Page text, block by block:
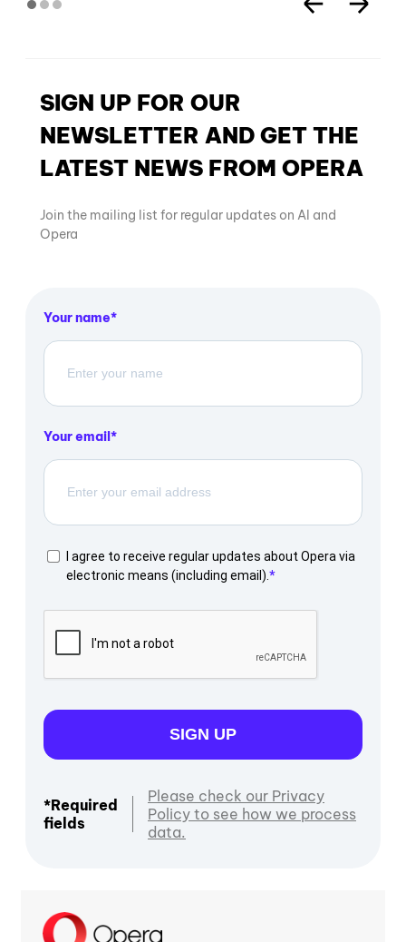
SIGN UP FOR OUR
NEWSLETTER AND GET THE
LATEST NEWS FROM OPERA
Join the mailing list for regular updates on AI and
Opera
Your name
Your email
I agree to receive regular updates about Opera via
electronic means (including email).
SIGN UP
*Required
fields
Please check our Privacy
Policy to see how we process
data.